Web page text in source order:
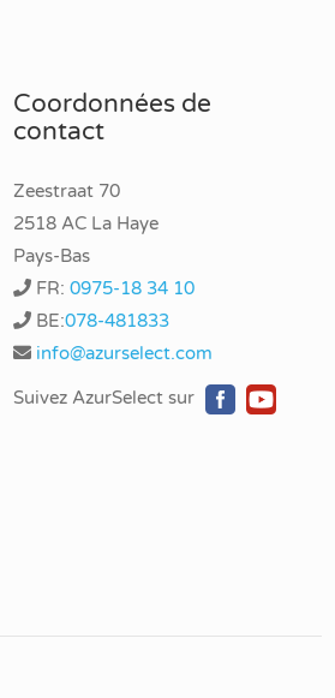
Coordonnées de
contact
Zeestraat 70
2518 AC La Haye
Pays-Bas
FR: 0975-18 34 10
BE:078-481833
info@azurselect.com
Suivez AzurSelect sur